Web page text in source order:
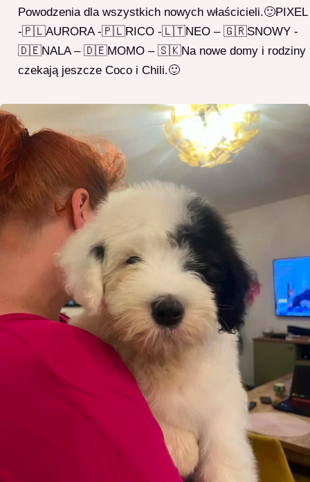
Powodzenia dla wszystkich nowych właścicieli.🙂PIXEL
-🇵🇱AURORA -🇵🇱RICO -🇱🇹NEO – 🇬🇷SNOWY -
🇩🇪NALA – 🇩🇪MOMO – 🇸🇰Na nowe domy i rodziny
czekają jeszcze Coco i Chili.🙂